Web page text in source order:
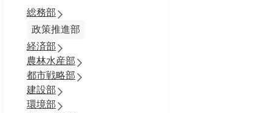
総務部
政策推進部
経済部
農林水産部
都市戦略部
建設部
環境部